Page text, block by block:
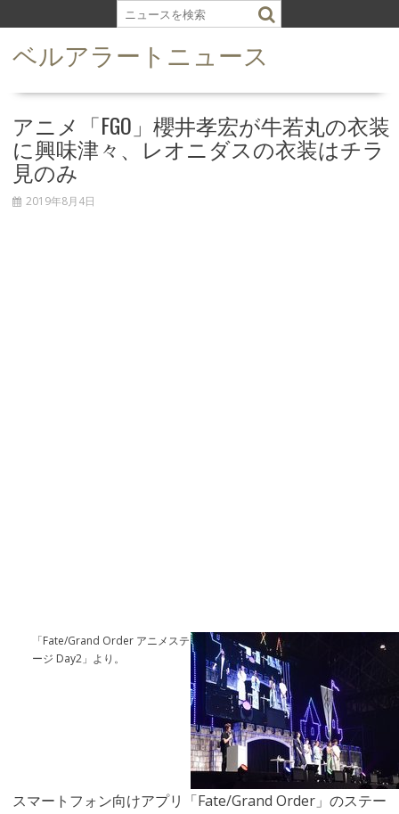
k
ベルアラートニュース
アニメ「FGO」櫻井孝宏が牛若丸の衣装
に興味津々、レオニダスの衣装はチラ
見のみ
2019年8月4日
「Fate/Grand Order アニメステ
ージ Day2」より。
スマートフォン向けアプリ「Fate/Grand Order」のステー